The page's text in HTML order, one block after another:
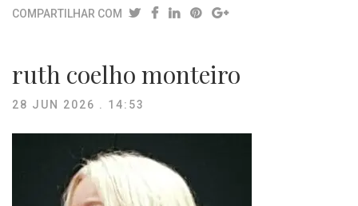
COMPARTILHAR COM
ruth coelho monteiro
28 JUN 2026 . 14:53